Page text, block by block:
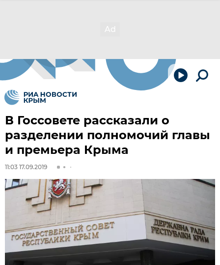
В Госсовете рассказали о
разделении полномочий главы
и премьера Крыма
11:03 17.09.2019